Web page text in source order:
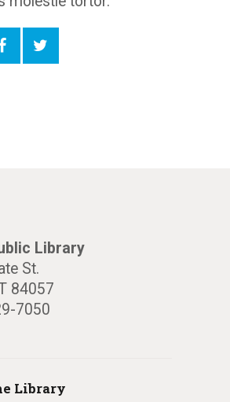
Library
St.
84057
7050
Library